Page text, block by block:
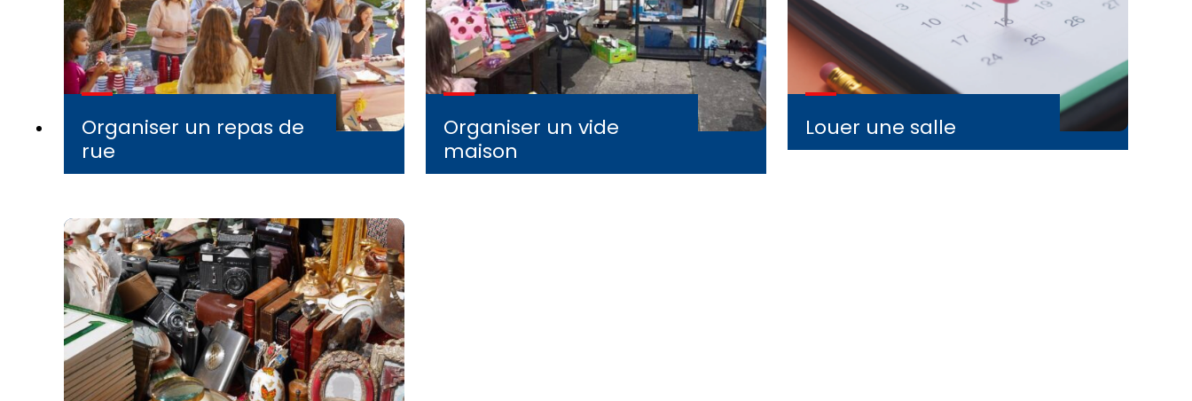
Organiser un repas de
rue
Organiser un vide
maison
Louer une salle